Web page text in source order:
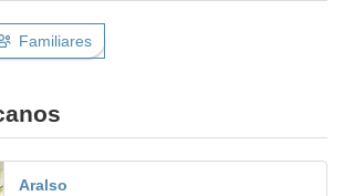
Familiares
Aralso